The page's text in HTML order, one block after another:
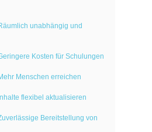
unabhängig und
Kosten für Schulungen
Menschen erreichen
flexibel aktualisieren
Bereitstellung von